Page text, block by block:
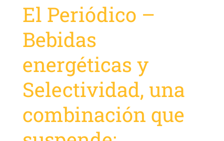
El Periódico –
Bebidas
energéticas y
Selectividad, una
combinación que